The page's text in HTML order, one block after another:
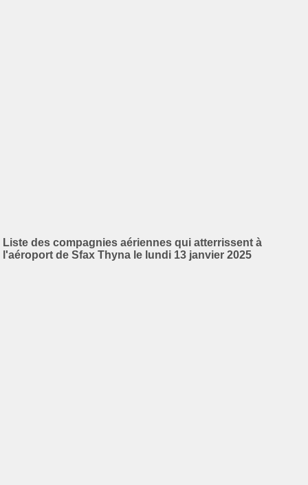
Liste des compagnies aériennes qui atterrissent à
l'aéroport de Sfax Thyna le lundi 13 janvier 2025